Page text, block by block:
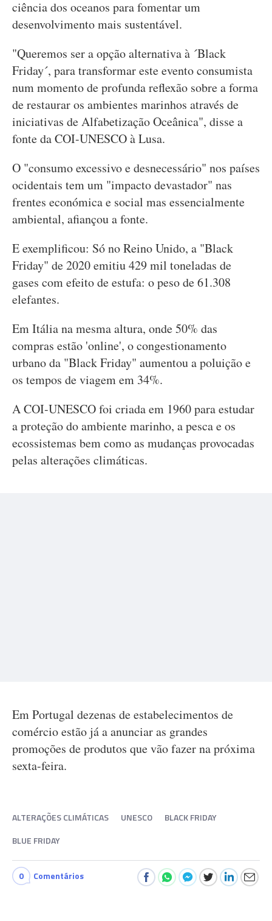
ciência dos oceanos para fomentar um
desenvolvimento mais sustentável.
"Queremos ser a opção alternativa à ´Black
Friday´, para transformar este evento consumista
num momento de profunda reflexão sobre a forma
de restaurar os ambientes marinhos através de
iniciativas de Alfabetização Oceânica", disse a
fonte da COI-UNESCO à Lusa.
O "consumo excessivo e desnecessário" nos países
ocidentais tem um "impacto devastador" nas
frentes económica e social mas essencialmente
ambiental, afiançou a fonte.
E exemplificou: Só no Reino Unido, a "Black
Friday" de 2020 emitiu 429 mil toneladas de
gases com efeito de estufa: o peso de 61.308
elefantes.
Em Itália na mesma altura, onde 50% das
compras estão 'online', o congestionamento
urbano da "Black Friday" aumentou a poluição e
os tempos de viagem em 34%.
A COI-UNESCO foi criada em 1960 para estudar
a proteção do ambiente marinho, a pesca e os
ecossistemas bem como as mudanças provocadas
pelas alterações climáticas.
Em Portugal dezenas de estabelecimentos de
comércio estão já a anunciar as grandes
promoções de produtos que vão fazer na próxima
sexta-feira.
ALTERAÇÕES CLIMÁTICAS UNESCO
BLACK FRIDAY
BLUE FRIDAY
0 Comentários